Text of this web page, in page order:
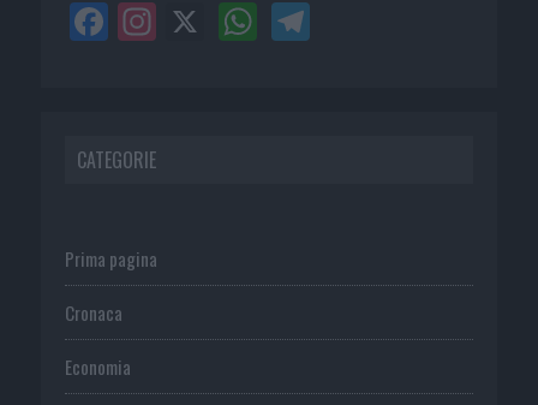
CATEGORIE
Prima pagina
Cronaca
Economia